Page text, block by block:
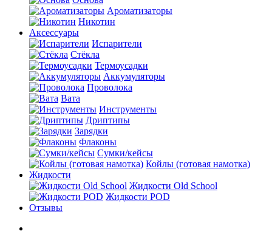
Ароматизаторы
Никотин
Аксессуары
Испарители
Стёкла
Термоусадки
Аккумуляторы
Проволока
Вата
Инструменты
Дриптипы
Зарядки
Флаконы
Сумки/кейсы
Койлы (готовая намотка)
Жидкости
Жидкости Old School
Жидкости POD
Отзывы